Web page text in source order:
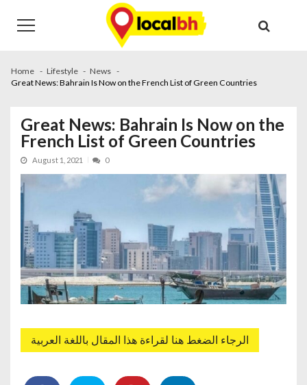
navigation
content
Home Lifestyle
News
Great News: Bahrain Is Now on the French List of Green Countries
Great News: Bahrain Is Now on the
French List of Green Countries
August 1, 2021 0
الرجاء الضغط هنا لقراءة هذا المقال باللغة العربية